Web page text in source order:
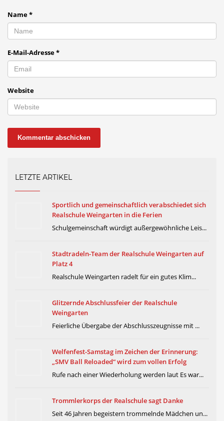
Name*
E-Mail-Adresse*
Website
LETZTE ARTIKEL
Sportlich und gemeinschaftlich verabschiedet sich
Realschule Weingarten in die Ferien
Schulgemeinschaft würdigt außergewöhnliche Leis...
Stadtradeln-Team der Realschule Weingarten auf
Platz 4
Realschule Weingarten radelt für ein gutes Klim...
Glitzernde Abschlussfeier der Realschule
Weingarten
Feierliche Übergabe der Abschlusszeugnisse mit ...
Welfenfest-Samstag im Zeichen der Erinnerung:
„SMV Ball Reloaded“ wird zum vollen Erfolg
Rufe nach einer Wiederholung werden laut Es war...
Trommlerkorps der Realschule sagt Danke
Seit 46 Jahren begeistern trommelnde Mädchen un...